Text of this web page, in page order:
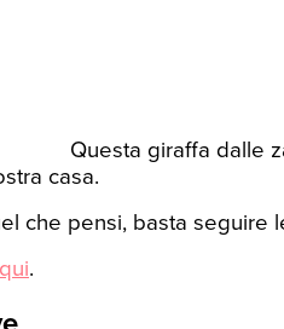
Questa giraffa dalle
casa.
che pensi, basta seguire
.